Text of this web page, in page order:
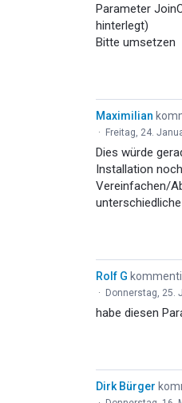
Parameter
hinterlegt)
Bitte umsetzen
Maximilian
· Freitag, 24.
Dies würde
Installation
Vereinfachen/
Rolf G
· Donnerstag, 25.
habe diesen
Dirk Bürger